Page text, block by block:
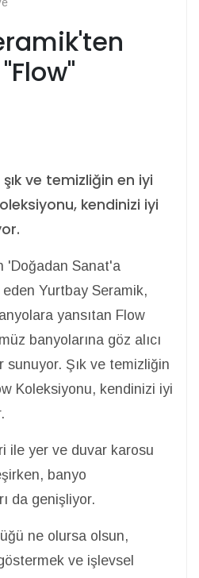
ve temizliğin en iyi
kendinizi iyi
'Doğadan Sanat'a
eden Yurtbay Seramik,
yansıtan Flow
banyolarına göz alıcı
Şık ve temizliğin
Koleksiyonu, kendinizi iyi
ile yer ve duvar karosu
banyo
da genişliyor.
ne olursa olsun,
ve işlevsel